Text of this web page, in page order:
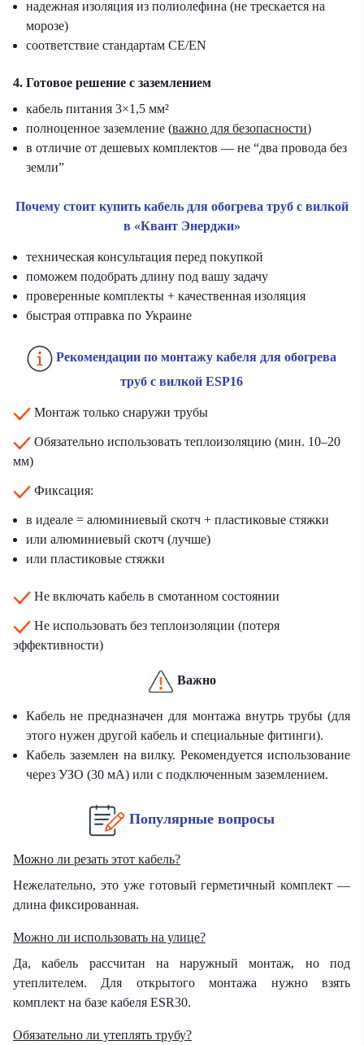
надежная изоляция из полиолефина (не трескается на
морозе)
соответствие стандартам CE/EN
4. Готовое решение с заземлением
кабель питания 3×1,5 мм²
полноценное заземление (важно для безопасности)
в отличие от дешевых комплектов — не “два провода без
земли”
Почему стоит купить кабель для обогрева труб с вилкой
в «Квант Энерджи»
техническая консультация перед покупкой
поможем подобрать длину под вашу задачу
проверенные комплекты + качественная изоляция
быстрая отправка по Украине
Рекомендации по монтажу кабеля для обогрева
труб с вилкой ESP16
Монтаж только снаружи трубы
Обязательно использовать теплоизоляцию (мин. 10–20
мм)
Фиксация:
в идеале = алюминиевый скотч + пластиковые стяжки
или алюминиевый скотч (лучше)
или пластиковые стяжки
Не включать кабель в смотанном состоянии
Не использовать без теплоизоляции (потеря
эффективности)
Важно
Кабель не предназначен для монтажа внутрь трубы (для
этого нужен другой кабель и специальные фитинги).
Кабель заземлен на вилку. Рекомендуется использование
через УЗО (30 мА) или с подключенным заземлением.
Популярные вопросы
Можно ли резать этот кабель?
Нежелательно, это уже готовый герметичный комплект —
длина фиксированная.
Можно ли использовать на улице?
Да, кабель рассчитан на наружный монтаж, но под
утеплителем. Для открытого монтажа нужно взять
комплект на базе кабеля ESR30.
Обязательно ли утеплять трубу?